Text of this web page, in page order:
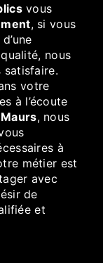
vous
, si vous
nous
satisfaire.
votre
à l’écoute
Maurs, nous
à
métier est
avec
de
et